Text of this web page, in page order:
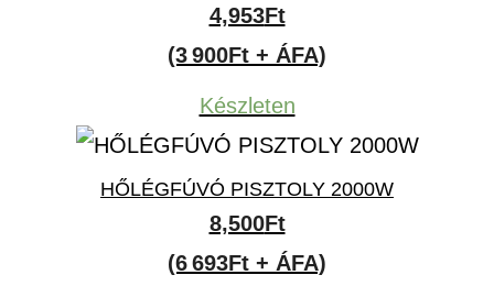
4,953Ft
(3 900Ft + ÁFA)
Készleten
HŐLÉGFÚVÓ PISZTOLY 2000W
8,500Ft
(6 693Ft + ÁFA)